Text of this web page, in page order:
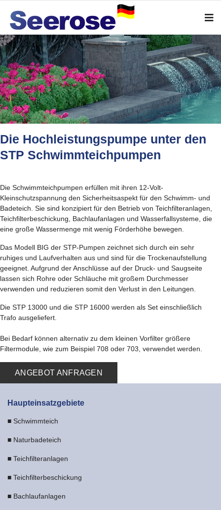
Die Hochleistungspumpe unter den
STP Schwimmteichpumpen
Die Schwimmteichpumpen erfüllen mit ihren 12-Volt-
Kleinschutzspannung den Sicherheitsaspekt für den Schwimm- und
Badeteich. Sie sind konzipiert für den Betrieb von Teichfilteranlagen,
Teichfilterbeschickung, Bachlaufanlagen und Wasserfallsysteme, die
eine große Wassermenge mit wenig Förderhöhe bewegen.
Das Modell BIG der STP-Pumpen zeichnet sich durch ein sehr
ruhiges und Laufverhalten aus und sind für die Trockenaufstellung
geeignet. Aufgrund der Anschlüsse auf der Druck- und Saugseite
lassen sich Rohre oder Schläuche mit großem Durchmesser
verwenden und reduzieren somit den Verlust in den Leitungen.
Die STP 13000 und die STP 16000 werden als Set einschließlich
Trafo ausgeliefert.
Bei Bedarf können alternativ zu dem kleinen Vorfilter größere
Filtermodule, wie zum Beispiel 708 oder 703, verwendet werden.
ANGEBOT ANFRAGEN
Haupteinsatzgebiete
■ Schwimmteich
■ Naturbadeteich
■ Teichfilteranlagen
■ Teichfilterbeschickung
■ Bachlaufanlagen